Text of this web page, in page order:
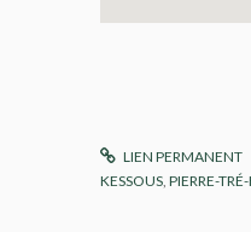
LIEN PERMANENT
KESSOUS, PIERRE-